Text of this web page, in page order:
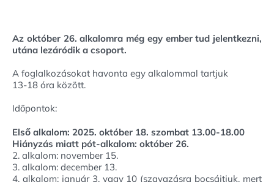
Az október 26. alkalomra még egy ember tud jelentkezni,
utána lezáródik a csoport.
A foglalkozásokat havonta egy alkalommal tartjuk
13-18 óra között.
Időpontok:
Első alkalom: 2025. október 18. szombat 13.00-18.00
Hiányzás miatt pót-alkalom: október 26.
2. alkalom: november 15.
3. alkalom: december 13.
4. alkalom: január 3. vagy 10 (szavazásra bocsájtjuk, mert